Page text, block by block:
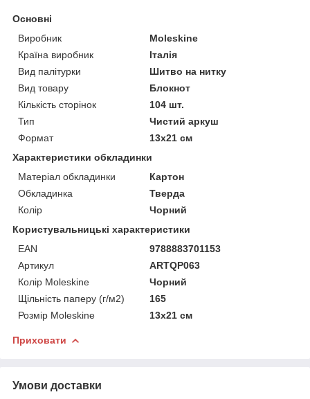
Основні
Виробник
Moleskine
Країна виробник
Італія
Вид палітурки
Шитво на нитку
Вид товару
Блокнот
Кількість сторінок
104 шт.
Тип
Чистий аркуш
Формат
13х21 см
Характеристики обкладинки
Матеріал обкладинки
Картон
Обкладинка
Тверда
Колір
Чорний
Користувальницькі характеристики
EAN
9788883701153
Артикул
ARTQP063
Колір Moleskine
Чорний
Щільність паперу (г/м2)
165
Розмір Moleskine
13х21 см
Приховати
Умови доставки